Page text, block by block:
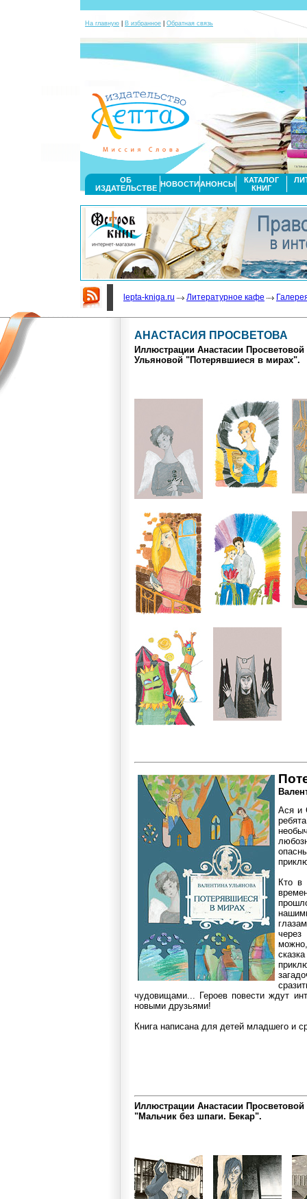
На главную В избранное Обратная связь
ОБ
ИЗДАТЕЛЬСТВЕ НОВОСТИАНОНСЫ
КАТАЛОГ
КНИГ
lepta-kniga.ru Литературное кафе
АНАСТАСИЯ ПРОСВЕТОВА
Иллюстрации Анастасии
Ульяновой "Потерявшиеся в мирах".
Ася и
Кто в
чудовищами... Героев повести ждут
новыми друзьями!
Книга написана для детей младшего и
Иллюстрации Анастасии Просветовой
"Мальчик без шпаги. Бекар".